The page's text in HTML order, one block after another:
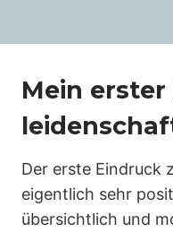
Mein
Der erste Eindruck
eigentlich sehr
übersichtlich und